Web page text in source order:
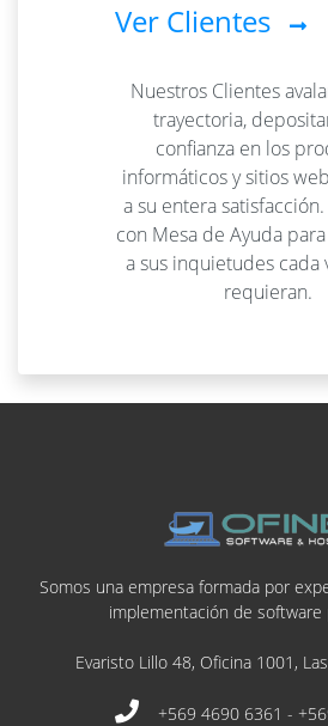
Ver Clientes
Nuestros Clientes
trayectoria,
confianza en los
informáticos y sitios
a su entera
con Mesa de Ayuda
a sus inquietudes cada
requieran.
Somos una empresa formada por
implementación de software
Evaristo Lillo 48, Oficina 1001,
+569 4690 6361 -